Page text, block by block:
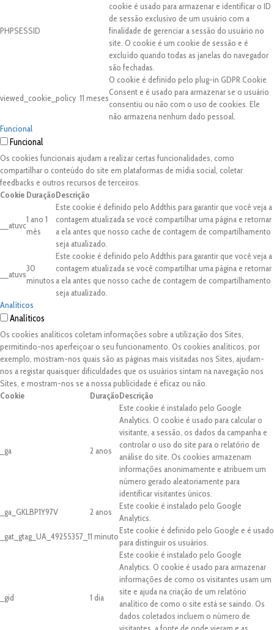
PHPSESSID
cookie é usado para armazenar e identificar o ID
de sessão exclusivo de um usuário com a
finalidade de gerenciar a sessão do usuário no
site. O cookie é um cookie de sessão e é
excluído quando todas as janelas do navegador
são fechadas.
viewed_cookie_policy 11 meses
O cookie é definido pelo plug-in GDPR Cookie
Consent e é usado para armazenar se o usuário
consentiu ou não com o uso de cookies. Ele
não armazena nenhum dado pessoal.
Funcional
Funcional
Os cookies funcionais ajudam a realizar certas funcionalidades, como
compartilhar o conteúdo do site em plataformas de mídia social, coletar
feedbacks e outros recursos de terceiros.
Cookie DuraçãoDescrição
__atuvc
1 ano 1
mês
Este cookie é definido pelo Addthis para garantir que você veja a
contagem atualizada se você compartilhar uma página e retornar
a ela antes que nosso cache de contagem de compartilhamento
seja atualizado.
__atuvs
30
minutos
Este cookie é definido pelo Addthis para garantir que você veja a
contagem atualizada se você compartilhar uma página e retornar
a ela antes que nosso cache de contagem de compartilhamento
seja atualizado.
Analíticos
Analíticos
Os cookies analíticos coletam informações sobre a utilização dos Sites,
permitindo-nos aperfeiçoar o seu funcionamento. Os cookies analíticos, por
exemplo, mostram-nos quais são as páginas mais visitadas nos Sites, ajudam-
nos a registar quaisquer dificuldades que os usuários sintam na navegação nos
Sites, e mostram-nos se a nossa publicidade é eficaz ou não.
Cookie
DuraçãoDescrição
_ga 2 anos
Este cookie é instalado pelo Google
Analytics. O cookie é usado para calcular o
visitante, a sessão, os dados da campanha e
controlar o uso do site para o relatório de
análise do site. Os cookies armazenam
informações anonimamente e atribuem um
número gerado aleatoriamente para
identificar visitantes únicos.
_ga_GKLBP1Y97V
2 anos
Este cookie é instalado pelo Google
Analytics.
_gat_gtag_UA_49255357_11 minuto
Este cookie é definido pelo Google e é usado
para distinguir os usuários.
_gid 1 dia
Este cookie é instalado pelo Google
Analytics. O cookie é usado para armazenar
informações de como os visitantes usam um
site e ajuda na criação de um relatório
analítico de como o site está se saindo. Os
dados coletados incluem o número de